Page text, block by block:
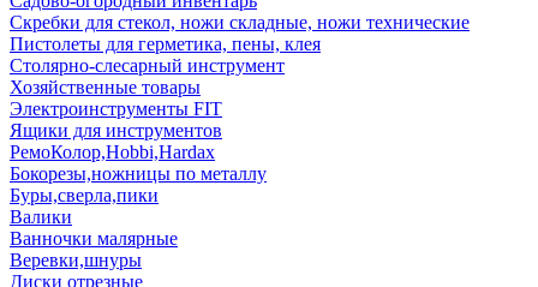
Скребки для стекол, ножи складные, ножи технические
Пистолеты для герметика, пены, клея
Столярно-слесарный инструмент
Хозяйственные товары
Электроинструменты FIT
Ящики для инструментов
РемоКолор,Hobbi,Hardax
Бокорезы,ножницы по металлу
Буры,сверла,пики
Валики
Ванночки малярные
Веревки,шнуры
Диски отрезные